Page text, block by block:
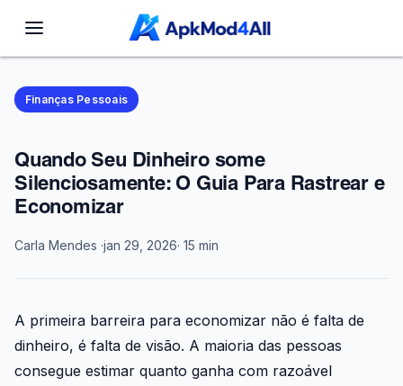
Finanças Pessoais
Quando Seu Dinheiro some
Silenciosamente: O Guia Para Rastrear e
Economizar
Carla Mendes ·jan 29, 2026· 15 min
A primeira barreira para economizar não é falta de
dinheiro, é falta de visão. A maioria das pessoas
consegue estimar quanto ganha com razoável